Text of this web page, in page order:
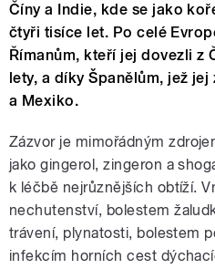
Číny a Indie, kde se jako
čtyři tisíce let. Po celé
Římanům, kteří jej dovezli z
lety, a díky Španělům, jež
a Mexiko.
Zázvor je mimořádným
jako gingerol, zingeron a
k léčbě nejrůznějších obtíží.
nechutenství, bolestem
trávení, plynatosti, bolestem
infekcím horních cest